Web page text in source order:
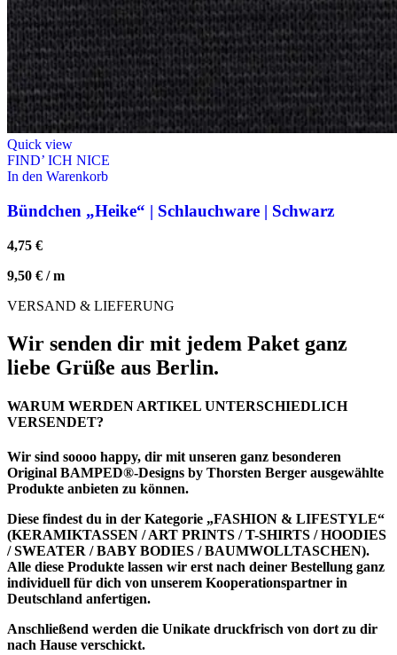
Quick view
FIND’ ICH NICE
In den Warenkorb
Bündchen „Heike“ | Schlauchware | Schwarz
4,75 €
9,50 € /m
VERSAND & LIEFERUNG
Wir senden dir mit jedem Paket ganz
liebe Grüße aus Berlin.
WARUM WERDEN ARTIKEL UNTERSCHIEDLICH
VERSENDET?
Wir sind soooo happy, dir mit unseren ganz besonderen
Original BAMPED®-Designs by Thorsten Berger ausgewählte
Produkte anbieten zu können.
Diese findest du in der Kategorie „FASHION & LIFESTYLE“
(KERAMIKTASSEN / ART PRINTS / T-SHIRTS / HOODIES
/ SWEATER / BABY BODIES / BAUMWOLLTASCHEN).
Alle diese Produkte lassen wir erst nach deiner Bestellung ganz
individuell für dich von unserem Kooperationspartner in
Deutschland anfertigen.
Anschließend werden die Unikate druckfrisch von dort zu dir
nach Hause verschickt.